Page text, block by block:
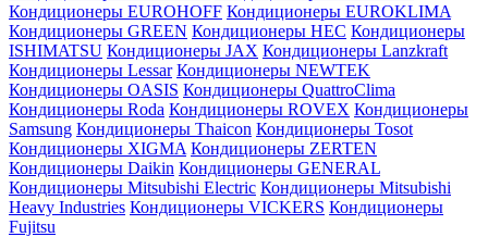
Кондиционеры EUROHOFF Кондиционеры EUROKLIMA
Кондиционеры GREEN Кондиционеры HEC Кондиционеры
ISHIMATSU Кондиционеры JAX Кондиционеры Lanzkraft
Кондиционеры Lessar Кондиционеры NEWTEK
Кондиционеры OASIS Кондиционеры QuattroClima
Кондиционеры Roda Кондиционеры ROVEX Кондиционеры
Samsung Кондиционеры Thaicon Кондиционеры Tosot
Кондиционеры XIGMA Кондиционеры ZERTEN
Кондиционеры Daikin Кондиционеры GENERAL
Кондиционеры Mitsubishi Electric Кондиционеры Mitsubishi
Heavy Industries Кондиционеры VICKERS Кондиционеры
Fujitsu